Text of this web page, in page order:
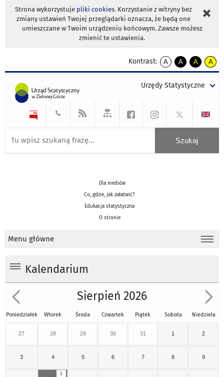
Strona wykorzystuje pliki cookies. Korzystanie z witryny bez
zmiany ustawień Twojej przeglądarki oznacza, że będą one
umieszczane w Twoim urządzeniu końcowym. Zawsze możesz
zmienić te ustawienia.
Kontrast:
A
kontrast
A
kontrast
tekst
czarnym
A
kontrast
tekst
czarnym
A
tekst
żółtym
Urzędy Statystyczne
Dla mediów
Co, gdzie, jak załatwić?
Edukacja statystyczna
O stronie
Menu główne
Kalendarium
Sierpień 2026
Poniedziałek Wtorek Środa Czwartek Piątek Sobota Niedziela
27 28 29 30 31 1 2
3 4 5 6 7 8 9
1